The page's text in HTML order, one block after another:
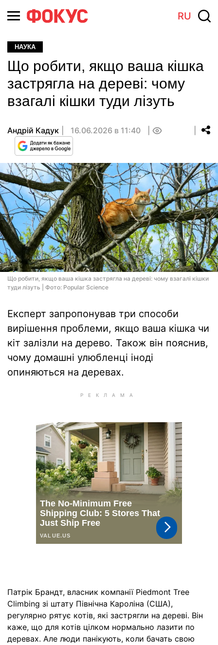
RU
НАУКА
Що робити, якщо ваша кішка
застрягла на дереві: чому
взагалі кішки туди лізуть
Андрій Кадук 16.06.2026 в 11:40
Що робити, якщо ваша кішка застрягла на дереві: чому взагалі кішки
туди лізуть | Фото: Popular Science
Експерт запропонував три способи
вирішення проблеми, якщо ваша кішка чи
кіт залізли на дерево. Також він пояснив,
чому домашні улюбленці іноді
опиняються на деревах.
Патрік Брандт, власник компанії Piedmont Tree
Climbing зі штату Північна Кароліна (США),
регулярно рятує котів, які застрягли на дереві. Він
каже, що для котів цілком нормально лазити по
деревах. Але люди панікують, коли бачать свою